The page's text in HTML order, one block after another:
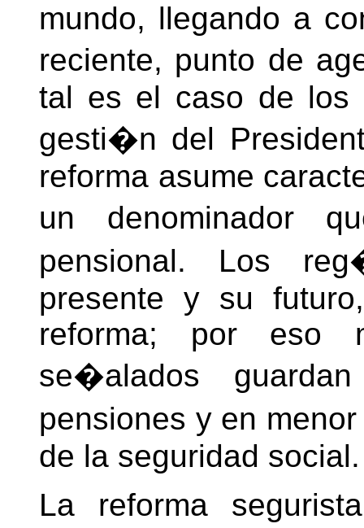
mundo, llegando a
reciente, punto de
tal es el caso de los
gesti�n del
reforma asume
un denominador
pensional. Los
presente y su
reforma; por eso
se�alados
pensiones y en
de la seguridad social.
La reforma